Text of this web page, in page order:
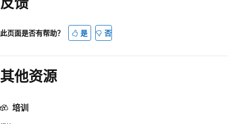
此页面是否有帮助？ 是 否
其他资源
培训